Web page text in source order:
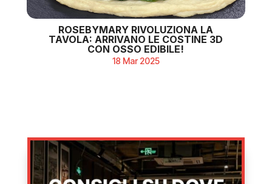
ROSEBYMARY RIVOLUZIONA LA
TAVOLA: ARRIVANO LE COSTINE 3D
CON OSSO EDIBILE!
18 Mar 2025